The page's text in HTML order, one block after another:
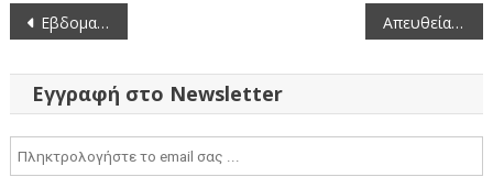
Πλοήγηση
άρθρων
Εβδομαδιαίο Πρόγραμμα Δράσεων Ενιαίου Κοινωνικού Δικτύου ΠΔΜ | 29 Ιουνίου – 5 Ιουλίου 2026 Απευθείας μετάδοση της συνεδρίασης της Περιφερειακής Επιτροπής Δυτικής Μακεδονίας (29-6-2026)
Εγγραφή στο Newsletter